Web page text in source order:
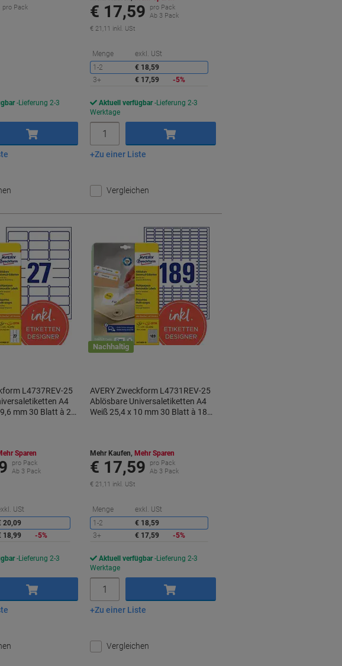
pro Pack
Lieferung 2-3
den Warenkorb
€ 17,59
pro Pack
Ab 3 Pack
€ 21,11 inkl. USt
Menge exkl. USt
1-2
€ 18,59
3+
€ 17,59 -5%
Aktuell verfügbar Lieferung 2-3
Werktage
In den Warenkorb
Zu einer Liste
Vergleichen
L4737REV-25
A4
mm 30 Blatt à 27
Sparen
pro Pack
Ab 3 Pack
USt
sparen
20,09
18,99 -5%
Lieferung 2-3
den Warenkorb
Nachhaltig
AVERY Zweckform L4731REV-25
Ablösbare Universaletiketten A4
Weiß 25,4 x 10 mm 30 Blatt à 189
Mehr Kaufen, Mehr Sparen
€ 17,59
pro Pack
Ab 3 Pack
€ 21,11 inkl. USt
Menge exkl. USt
1-2
€ 18,59
3+
€ 17,59 -5%
Aktuell verfügbar Lieferung 2-3
Werktage
In den Warenkorb
Zu einer Liste
Vergleichen